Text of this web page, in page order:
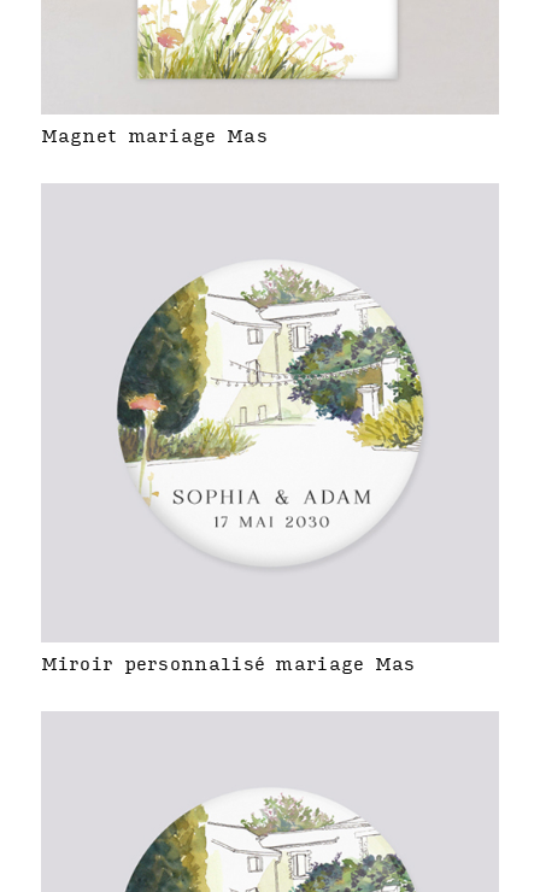
Magnet mariage Mas
Miroir personnalisé mariage Mas